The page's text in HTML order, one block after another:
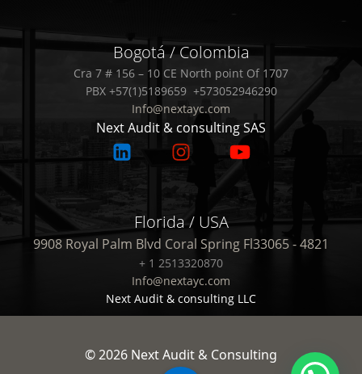
Bogotá / Colombia
Cra 7 # 156 – 10 CE North point Of 1707
PBX +57(1)5189659 +573052946290
Info@nextayc.com
Next Audit & consulting SAS
Florida / USA
9908 Royal Palm Blvd Coral Spring Fl33065 - 4821
+ 1 2513320870
Info@nextayc.com
Next Audit & consulting LLC
© 2026 Next Audit & Consulting